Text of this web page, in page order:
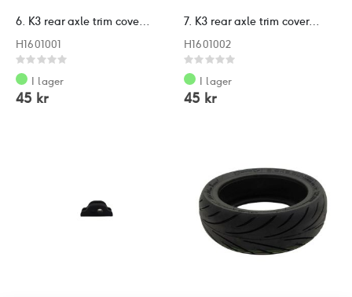
6. K3 rear axle trim cover left
H1601001
Rating:
0%
I lager
45 kr
7. K3 rear axle trim cover right
H1601002
Rating:
0%
I lager
45 kr